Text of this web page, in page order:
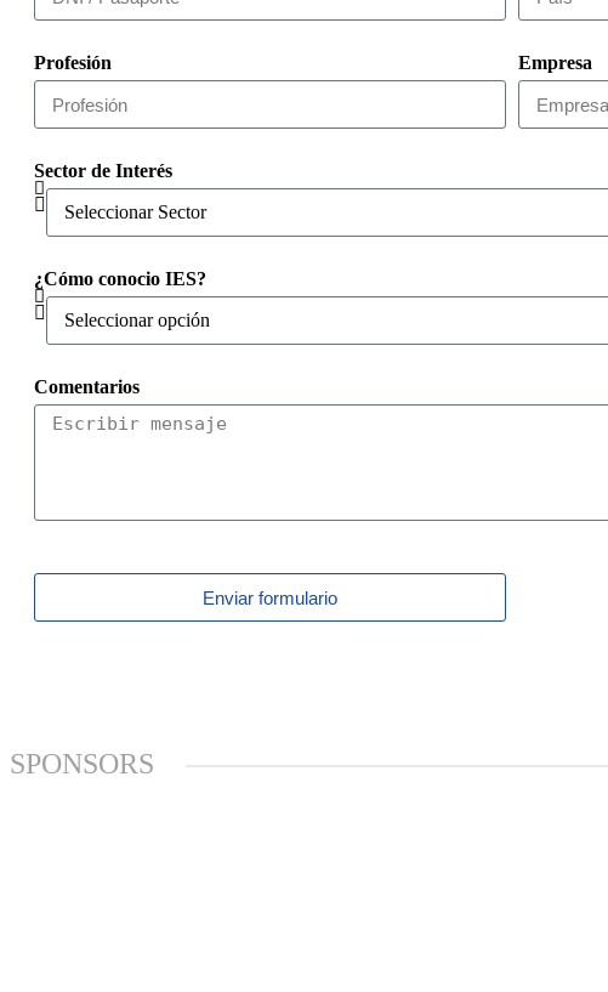
Profesión Empresa
Sector de Interés
¿Cómo conocio IES?
Comentarios
Enviar formulario
SPONSORS